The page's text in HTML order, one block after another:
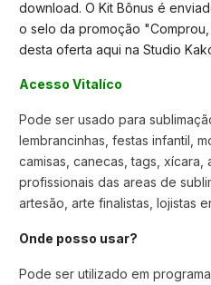
download. O Kit Bônus é
o selo da promoção
desta oferta aqui na Studio
Acesso Vitalíco
Pode ser usado para
lembrancinhas, festas infantil,
camisas, canecas, tags, xícara,
profissionais das areas de
artesão, arte finalistas, lojistas
Onde posso usar?
Pode ser utilizado em